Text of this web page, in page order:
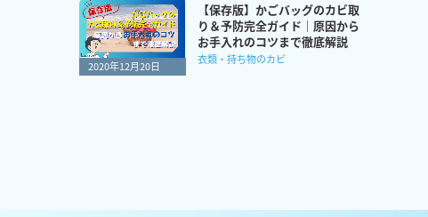
2020年12月20日
【保存版】かごバッグのカビ取
り＆予防完全ガイド｜原因から
お手入れのコツまで徹底解説
衣類・持ち物のカビ